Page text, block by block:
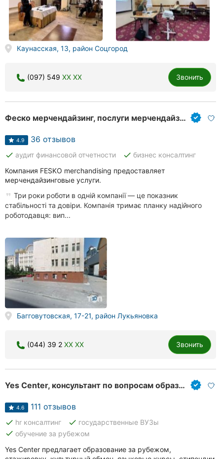
Николаев
Херсон
Полтава
Чернигов
Черновцы
Сумы
Ивано-
Франковск
Ужгород
Каунасская, 13, район Соцгород
(097) 549 XX XX Звонить
Феско мерчендайзинг, послуги мерчендайзингу
4.9 36 отзывов
done аудит финансовой отчетности done бизнес консалтинг
Компания FESKO merchandising предоставляет
мерчендайзинговые услуги.
Три роки роботи в одній компанії — це показник
стабільності та довіри. Компанія тримає планку надійного
роботодавця: вип...
Багговутовская, 17-21, район Лукьяновка
(044) 39 2 XX XX Звонить
Yes Center, консультант по вопросам образования и языковые курсы
4.6 111 отзывов
done hr консалтинг done государственные ВУЗы
done обучение за рубежом
Yes Center предлагает образование за рубежом,